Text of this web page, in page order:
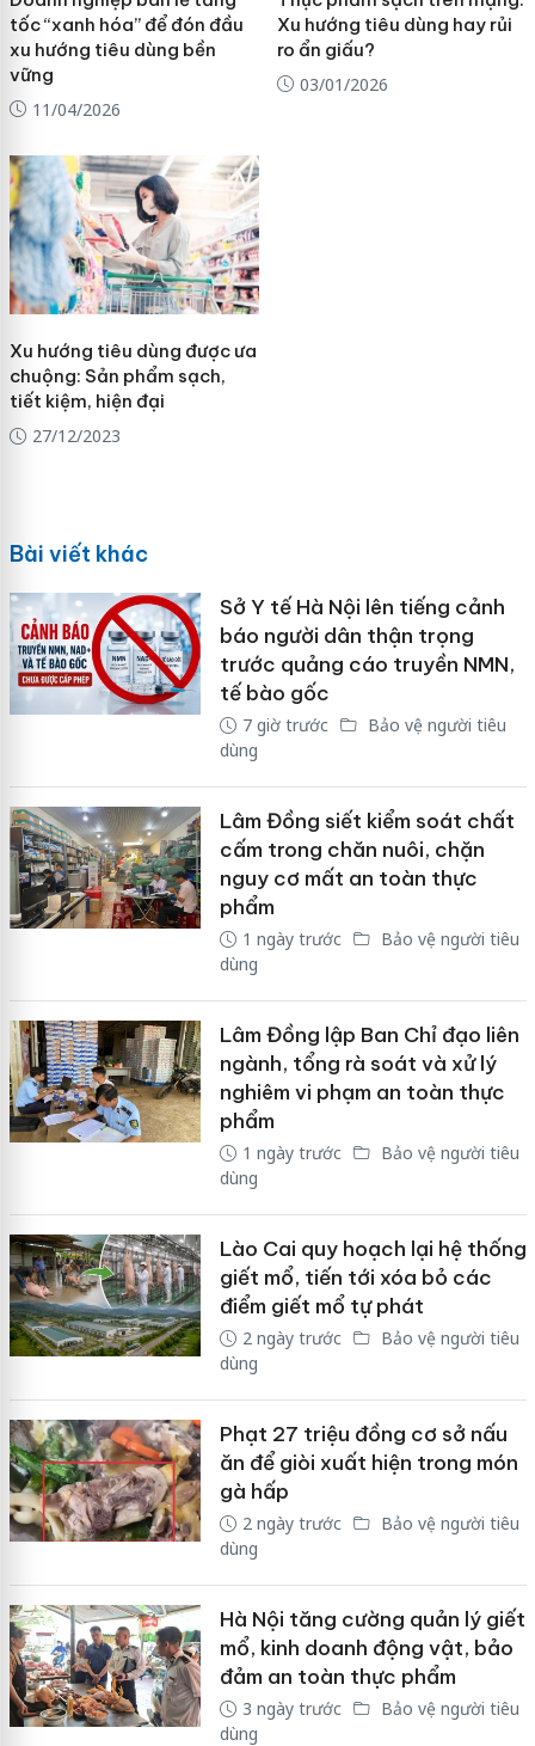
tốc “xanh hóa” để đón đầu
xu hướng tiêu dùng bền
vững
11/04/2026
Xu hướng tiêu dùng hay rủi
ro ẩn giấu?
03/01/2026
Xu hướng tiêu dùng được ưa
chuộng: Sản phẩm sạch,
tiết kiệm, hiện đại
27/12/2023
Bài viết khác
Sở Y tế Hà Nội lên tiếng cảnh
báo người dân thận trọng
trước quảng cáo truyền NMN,
tế bào gốc
7 giờ trước
Bảo vệ người tiêu
dùng
Lâm Đồng siết kiểm soát chất
cấm trong chăn nuôi, chặn
nguy cơ mất an toàn thực
phẩm
1 ngày trước
Bảo vệ người tiêu
dùng
Lâm Đồng lập Ban Chỉ đạo liên
ngành, tổng rà soát và xử lý
nghiêm vi phạm an toàn thực
phẩm
1 ngày trước
Bảo vệ người tiêu
dùng
Lào Cai quy hoạch lại hệ thống
giết mổ, tiến tới xóa bỏ các
điểm giết mổ tự phát
2 ngày trước
Bảo vệ người tiêu
dùng
Phạt 27 triệu đồng cơ sở nấu
ăn để giòi xuất hiện trong món
gà hấp
2 ngày trước
Bảo vệ người tiêu
dùng
Hà Nội tăng cường quản lý giết
mổ, kinh doanh động vật, bảo
đảm an toàn thực phẩm
3 ngày trước
Bảo vệ người tiêu
dùng